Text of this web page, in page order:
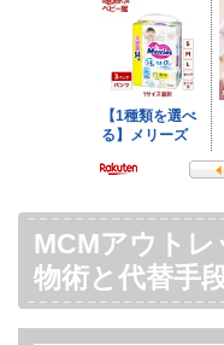
MCMアウト
物術と代替手